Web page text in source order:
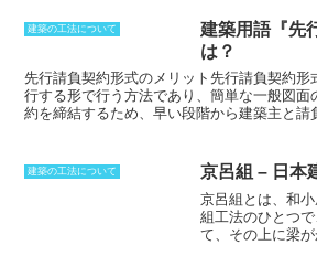
ります。職人の
であり、様々な表
化も楽しむことが
よっても表情を
になるため、事
くことが重要で
仕舞のために建
ることが多い。
工法で、鎌倉時代
り入れられて以
なった。「敷目
に取り付ける工
される。腰羽目は
で、高羽目は腰よ
張りである。
建築の工法について
建築用語『先
は？
先行請負契約形式のメリット先行請負契約形
行する形で行う方法であり、簡単な一般図面
約を締結するため、早い段階から建築主と請
きます。これにより、 工期の短縮やコスト削
にとっても、請負者にとってもメリットがあ
負契約形式には、正確な図面を作成する実施
見積算出もできるはずがないため、概算レベ
となってしまいます。結果として、
建築の工法について 京呂組 – 日本
京呂組とは、和
組工法のひとつ
て、その上に梁